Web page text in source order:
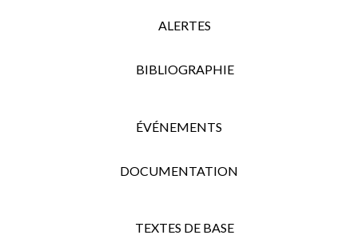
ALERTES
BIBLIOGRAPHIE
ÉVÉNEMENTS
DOCUMENTATION
TEXTES DE BASE